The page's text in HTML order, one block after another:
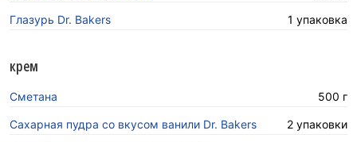
Глазурь Dr. Bakers 1 упаковка
крем
Сметана 500 г
Сахарная пудра со вкусом ванили Dr. Bakers 2 упаковки